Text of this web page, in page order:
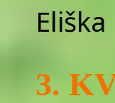
Eliška
3.